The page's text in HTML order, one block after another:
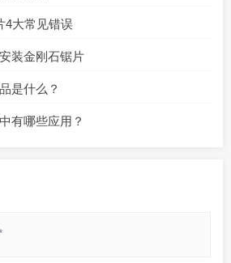
4大常见错误
装金刚石锯片
是什么？
有哪些应用？